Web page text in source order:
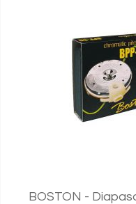
BOSTON -